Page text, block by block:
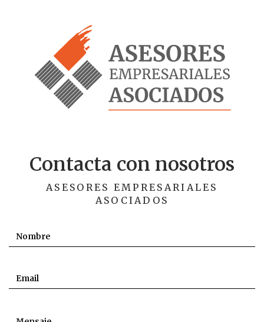
Contacta con nosotros
ASESORES EMPRESARIALES
ASOCIADOS